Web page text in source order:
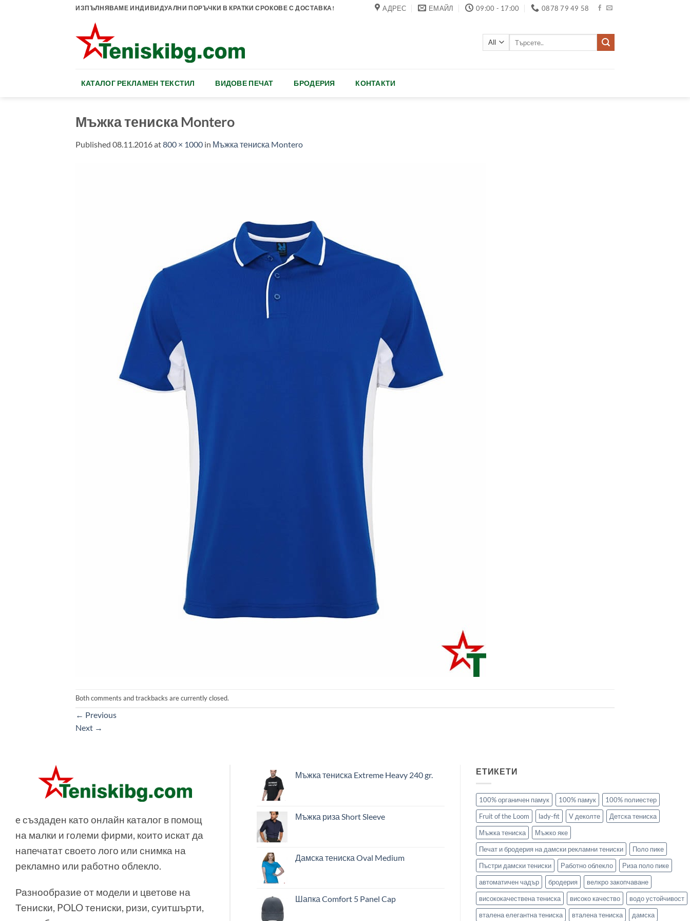
ИЗПЪЛНЯВАМЕ ИНДИВИДУАЛНИ ПОРЪЧКИ В КРАТКИ СРОКОВЕ С ДОСТАВКА! АДРЕС ЕМАЙЛ 09:00 - 17:00 0878 79 49 58
КАТАЛОГ РЕКЛАМЕН ТЕКСТИЛ ВИДОВЕ ПЕЧАТ БРОДЕРИЯ КОНТАКТИ
Мъжка тениска Montero
Published 08.11.2016at800 × 1000 in Мъжка тениска Montero
Both comments and trackbacks are currently closed.
← Previous
Next →
e създаден като онлайн каталог в помощ
на малки и големи фирми, които искат да
напечатат своето лого или снимка на
рекламно или работно облекло.
Разнообразие от модели и цветове на
Тениски, POLO тениски, ризи, суитшърти,
Мъжка тениска Extreme Heavy 240 gr.
Мъжка риза Short Sleeve
Дамска тениска Oval Medium
Шапка Comfort 5 Panel Cap
ЕТИКЕТИ
100% органичен памук 100% памук
100% полиестер
Fruit of the Loom
lady-fit V деколте
Детска тениска
Мъжка тениска
Мъжко яке
Печат и бродерия на дамски рекламни тениски
Поло пике
Пъстри дамски тениски
Работно облекло
Риза поло пике
автоматичен чадър
бродерия
велкро закопчаване
висококачествена тениска
високо качество
водо устойчивост
вталена елегантна тениска
вталена тениска дамска